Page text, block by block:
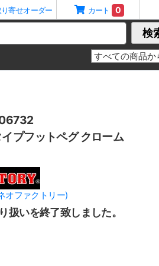
寄せオーダー カート 0
検
プフットペグ クローム
オファクトリー)
扱いを終了致しました。